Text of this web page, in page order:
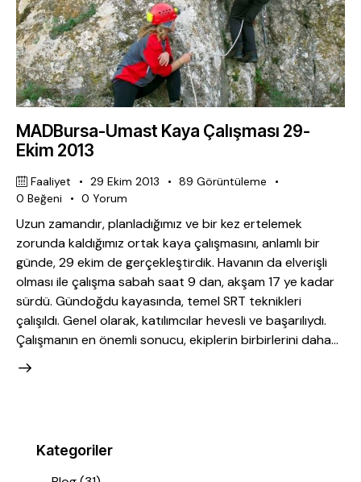
MADBursa-Umast Kaya Çalışması 29-
Ekim 2013
Faaliyet 29 Ekim 2013 89 Görüntüleme
0 Beğeni 0 Yorum
Uzun zamandır, planladığımız ve bir kez ertelemek
zorunda kaldığımız ortak kaya çalışmasını, anlamlı bir
günde, 29 ekim de gerçekleştirdik. Havanın da elverişli
olması ile çalışma sabah saat 9 dan, akşam 17 ye kadar
sürdü. Gündoğdu kayasında, temel SRT teknikleri
çalışıldı. Genel olarak, katılımcılar hevesli ve başarılıydı.
Çalışmanın en önemli sonucu, ekiplerin birbirlerini daha…
Kategoriler